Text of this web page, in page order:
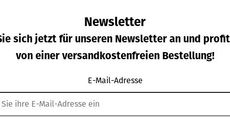
€
Bild | Herz
Wortmale
rei SAXA
Edition
189,00 €
UVPRegulärer Preis:
210,00 €
Bild | Jim
Wortmale
rei SAXA
210,00 €
Bild |
Wortmale
Edition
210,00 €
Newsletter
sich jetzt für unseren Newsletter an und
von einer versandkostenfreien Bestellung!
E-Mail-Adresse